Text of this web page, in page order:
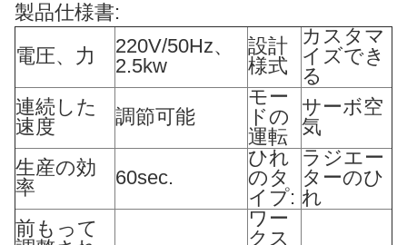
製品仕様書:
電圧、力
220V/50Hz、
2.5kw
設計
様式
カスタマ
イズでき
る
連続した
速度
調節可能
モー
ドの
運転
サーボ空
気
生産の効
率
60sec.
ひれ
のタ
イプ:
ラジエー
ターのひ
れ
前もって
ワー
クス